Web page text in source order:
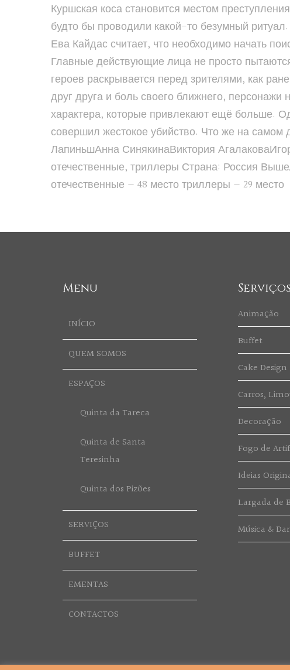
Куршская коса становится местом
будто бы проводили какой-то безумный
Ева Кайдас считает, что необходимо начать
Главные действующие лица не просто
героев раскрывается перед зрителями, как
друг друга и боль своего ближнего,
характера, которые привлекают ещё больше.
совершил жестокое убийство. Что же на
ЛапиньшАнна СинякинаВиктория
отечественные, триллеры Страна: Россия
отечественные — 48 место триллеры — 29 место
Menu
INÍCIO
QUEM SOMOS
ESPAÇOS
Quinta da Tareca
Quinta de Santa
Teresinha
Quinta dos Pizões
SERVIÇOS
BUFFET
EMENTAS
CONTACTOS
Animação
Buffet
Cake Design
Carros,
Decoração
Fogo de
Ideias
Largada de
Música &